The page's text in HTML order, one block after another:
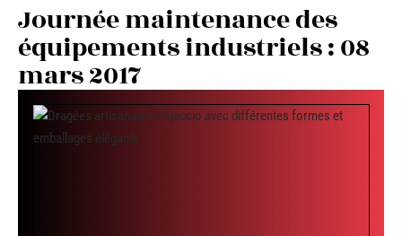
Journée maintenance des
équipements industriels : 08
mars 2017